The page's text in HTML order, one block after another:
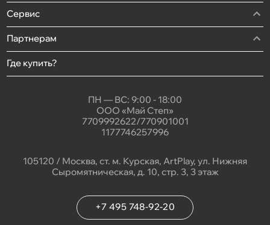
Сервис
Партнерам
Где купить?
ПН — ВС: 9:00 - 18:00
ООО «Май Степ»
7709992622/770901001
1177746257996
105120 / Москва, ст. м. Курская, ArtPlay, ул. Нижняя
Сыромятническая, д. 10, стр. 3, 3 этаж
+7 495 748-92-20